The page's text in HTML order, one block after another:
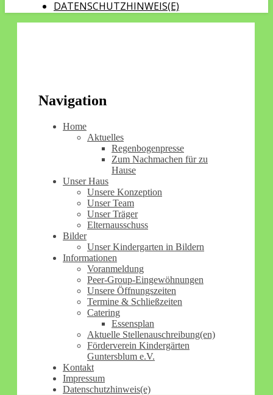
DATENSCHUTZHINWEIS(E)
Navigation
Home
Aktuelles
Regenbogenpresse
Zum Nachmachen für zu
Hause
Unser Haus
Unsere Konzeption
Unser Team
Unser Träger
Elternausschuss
Bilder
Unser Kindergarten in Bildern
Informationen
Voranmeldung
Peer-Group-Eingewöhnungen
Unsere Öffnungszeiten
Termine & Schließzeiten
Catering
Essensplan
Aktuelle Stellenauschreibung(en)
Förderverein Kindergärten
Guntersblum e.V.
Kontakt
Impressum
Datenschutzhinweis(e)